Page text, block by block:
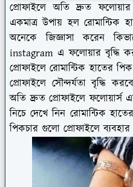
প্রোফাইলে অতি দ্রুত
একমাত্র উপায় হল রোমান্টিক
অনেকে জিজ্ঞাসা করেন
instagram এ ফলোয়ার বৃদ্ধি
প্রোফাইলে রোমান্টিক হাতের
প্রোফাইলে সৌন্দর্যতা বৃদ্ধি
অতি দ্রুত প্রোফাইলে ফলোয়ার্স
নিচে দেখে নিন রোমান্টিক
পিকচার গুলো প্রোফাইলে